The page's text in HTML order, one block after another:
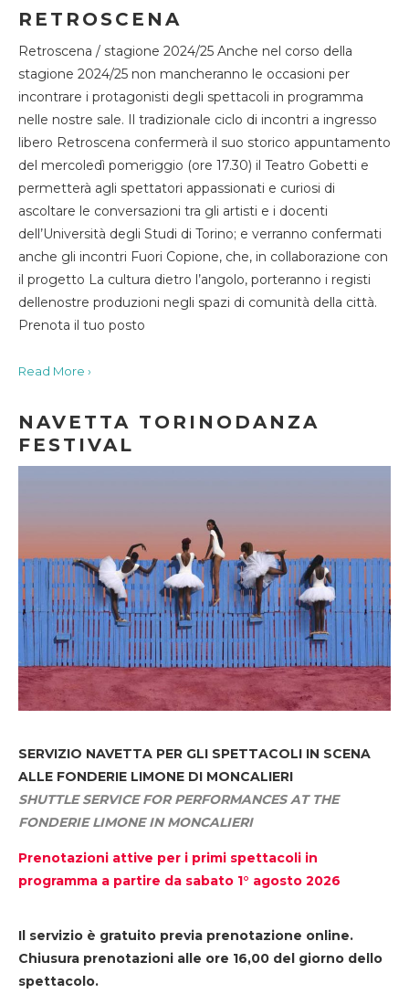
RETROSCENA
Retroscena / stagione 2024/25 Anche nel corso della
stagione 2024/25 non mancheranno le occasioni per
incontrare i protagonisti degli spettacoli in programma
nelle nostre sale. Il tradizionale ciclo di incontri a ingresso
libero Retroscena confermerà il suo storico appuntamento
del mercoledì pomeriggio (ore 17.30) il Teatro Gobetti e
permetterà agli spettatori appassionati e curiosi di
ascoltare le conversazioni tra gli artisti e i docenti
dell’Università degli Studi di Torino; e verranno confermati
anche gli incontri Fuori Copione, che, in collaborazione con
il progetto La cultura dietro l’angolo, porteranno i registi
dellenostre produzioni negli spazi di comunità della città.
Prenota il tuo posto
Read More ›
NAVETTA TORINODANZA
FESTIVAL
SERVIZIO NAVETTA PER GLI SPETTACOLI IN SCENA
ALLE FONDERIE LIMONE DI MONCALIERI
SHUTTLE SERVICE FOR PERFORMANCES AT THE
FONDERIE LIMONE IN MONCALIERI
Prenotazioni attive per i primi spettacoli in
programma a partire da sabato 1° agosto 2026
Il servizio è gratuito previa prenotazione online.
Chiusura prenotazioni alle ore 16,00 del giorno dello
spettacolo.